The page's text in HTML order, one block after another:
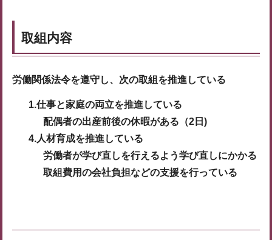
取組内容
労働関係法令を遵守し、次の取組を推進している
1.仕事と家庭の両立を推進している
配偶者の出産前後の休暇がある（2日)
4.人材育成を推進している
労働者が学び直しを行えるよう学び直しにかかる
取組費用の会社負担などの支援を行っている